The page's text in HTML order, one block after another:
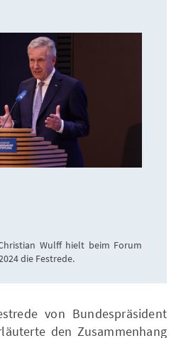
Wulff hielt beim Forum
die Festrede.
von Bundespräsident
den Zusammenhang